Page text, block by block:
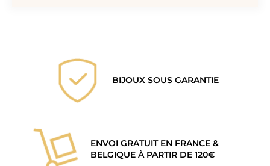
BIJOUX SOUS GARANTIE
ENVOI GRATUIT EN FRANCE &
BELGIQUE À PARTIR DE 120€